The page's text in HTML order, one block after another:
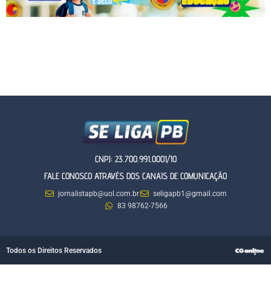
CNPJ: 23.700.991.0001/10
FALE CONOSCO ATRAVÉS DOS CANAIS DE COMUNICAÇÃO
jornalistapb@uol.com.br
seligapb1@gmail.com
83 98762-7566
Todos os Direitos Reservados